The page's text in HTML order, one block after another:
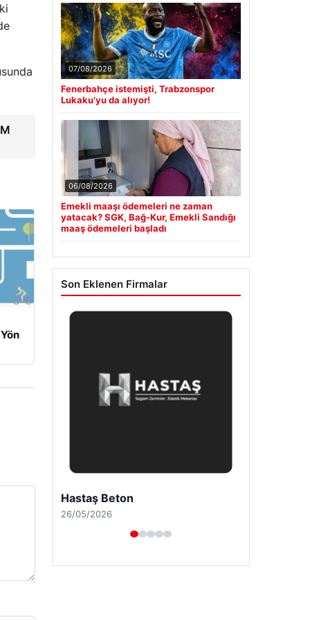
07/08/2026
Fenerbahçe istemişti, Trabzonspor
Lukaku’yu da alıyor!
06/08/2026
Emekli maaşı ödemeleri ne zaman
yatacak? SGK, Bağ-Kur, Emekli Sandığı
maaş ödemeleri başladı
Son Eklenen Firmalar
Hastaş Beton
26/05/2026